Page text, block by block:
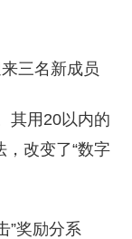
其用20以内的
改变了“数字
”奖励分系